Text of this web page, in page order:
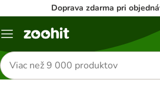
Doprava zdarma pri
Kategórie
Hľadať
produkty